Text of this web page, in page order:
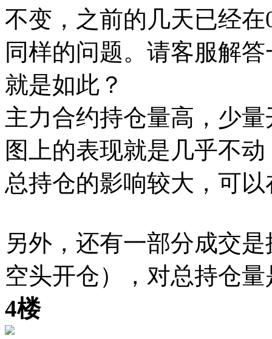
不变，之前的几天已经
同样的问题。请客服解
就是如此？
主力合约持仓量高，少
图上的表现就是几乎不
总持仓的影响较大，可
另外，还有一部分成交
空头开仓），对总持仓
4楼